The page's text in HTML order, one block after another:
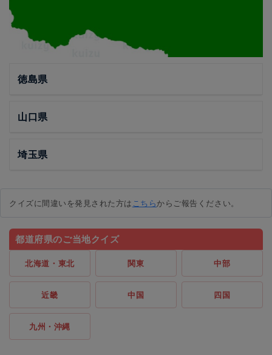
徳島県
山口県
埼玉県
クイズに間違いを発見された方はこちらからご報告ください。
都道府県のご当地クイズ
北海道・東北 関東 中部
近畿 中国 四国
九州・沖縄